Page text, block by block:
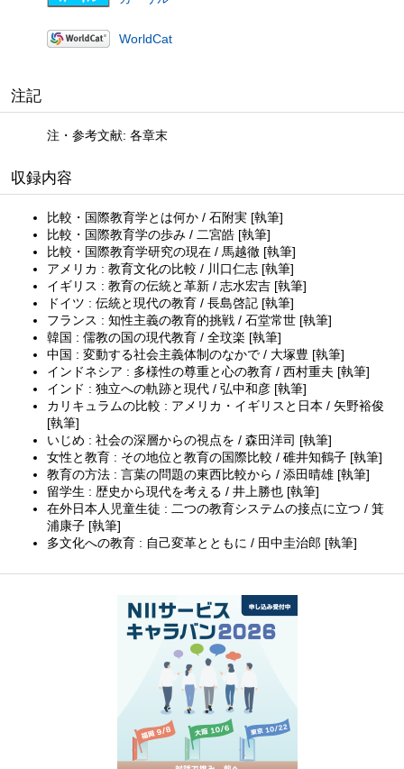
WorldCat
注記
注・参考文献: 各章末
収録内容
比較・国際教育学とは何か / 石附実 [執筆]
比較・国際教育学の歩み / 二宮皓 [執筆]
比較・国際教育学研究の現在 / 馬越徹 [執筆]
アメリカ : 教育文化の比較 / 川口仁志 [執筆]
イギリス : 教育の伝統と革新 / 志水宏吉 [執筆]
ドイツ : 伝統と現代の教育 / 長島啓記 [執筆]
フランス : 知性主義の教育的挑戦 / 石堂常世 [執筆]
韓国 : 儒教の国の現代教育 / 全玟楽 [執筆]
中国 : 変動する社会主義体制のなかで / 大塚豊 [執筆]
インドネシア : 多様性の尊重と心の教育 / 西村重夫 [執筆]
インド : 独立への軌跡と現代 / 弘中和彦 [執筆]
カリキュラムの比較 : アメリカ・イギリスと日本 / 矢野裕俊
[執筆]
いじめ : 社会の深層からの視点を / 森田洋司 [執筆]
女性と教育 : その地位と教育の国際比較 / 碓井知鶴子 [執筆]
教育の方法 : 言葉の問題の東西比較から / 添田晴雄 [執筆]
留学生 : 歴史から現代を考える / 井上勝也 [執筆]
在外日本人児童生徒 : 二つの教育システムの接点に立つ / 箕
浦康子 [執筆]
多文化への教育 : 自己変革とともに / 田中圭治郎 [執筆]